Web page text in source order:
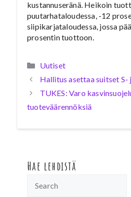
kustannuseränä. Heikoin
puutarhataloudessa, -12
siipikarjataloudessa, jossa
prosentin tuottoon.
Kategoriat
Uutiset
Hallitus asettaa suitset S-
TUKES: Varo
tuoteväärennöksiä
Hae lehdistä